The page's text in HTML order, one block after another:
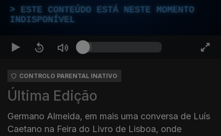
ESTE CONTEÚDO ESTÁ NESTE MOMENTO
INDISPONÍVEL
CONTROLO PARENTAL INATIVO
Última Edição
Germano Almeida, em mais uma conversa de Luís
Caetano na Feira do Livro de Lisboa, onde